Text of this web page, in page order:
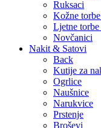
Ruksaci
Kožne
Ljetne
Novčanici
Nakit & Satovi
Back
Kutije za
Ogrlice
Naušnice
Narukvice
Prstenje
Broševi